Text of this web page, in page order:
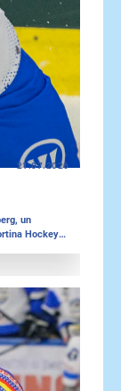
21.07.2026
un
Hockey